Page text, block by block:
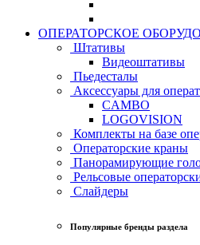
ОПЕРАТОРСКОЕ
Штативы
Видеоштативы
Пьедесталы
Аксессуары для
CAMBO
LOGOVISION
Комплекты на базе
Операторские краны
Панорамирующие
Рельсовые
Слайдеры
Популярные бренды раздела